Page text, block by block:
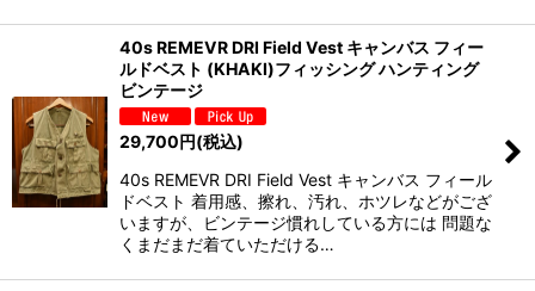
40s REMEVR DRI Field Vest キャンバス フィー
ルドベスト (KHAKI)フィッシング ハンティング
ビンテージ
29,700 円(税込)
40s REMEVR DRI Field Vest キャンバス フィール
ドベスト 着用感、擦れ、汚れ、ホツレなどがござ
いますが、ビンテージ慣れしている方には 問題な
くまだまだ着ていただける…